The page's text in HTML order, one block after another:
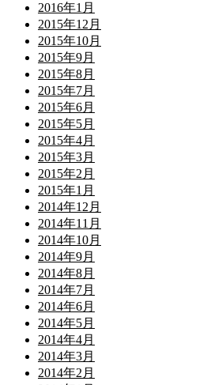
2016年1月
2015年12月
2015年10月
2015年9月
2015年8月
2015年7月
2015年6月
2015年5月
2015年4月
2015年3月
2015年2月
2015年1月
2014年12月
2014年11月
2014年10月
2014年9月
2014年8月
2014年7月
2014年6月
2014年5月
2014年4月
2014年3月
2014年2月